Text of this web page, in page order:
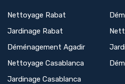
Nettoyage Rabat
Jardinage Rabat
Déménagement Agadir
Nettoyage Casablanca
Jardinage Casablanca